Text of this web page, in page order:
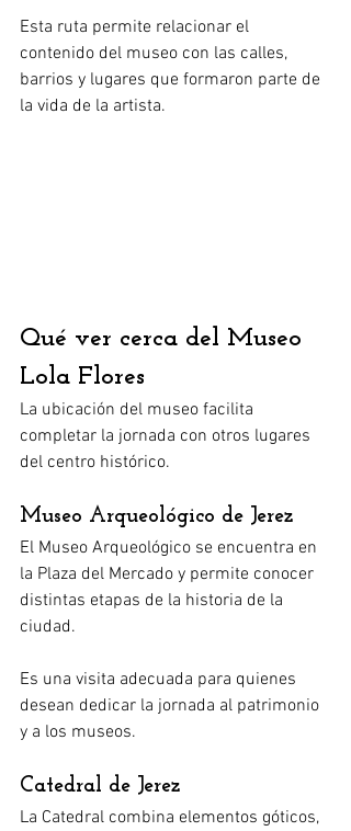
Esta ruta permite relacionar el
contenido del museo con las calles,
barrios y lugares que formaron parte de
la vida de la artista.
Qué ver cerca del Museo
Lola Flores
La ubicación del museo facilita
completar la jornada con otros lugares
del centro histórico.
Museo Arqueológico de Jerez
El Museo Arqueológico se encuentra en
la Plaza del Mercado y permite conocer
distintas etapas de la historia de la
ciudad.
Es una visita adecuada para quienes
desean dedicar la jornada al patrimonio
y a los museos.
Catedral de Jerez
La Catedral combina elementos góticos,